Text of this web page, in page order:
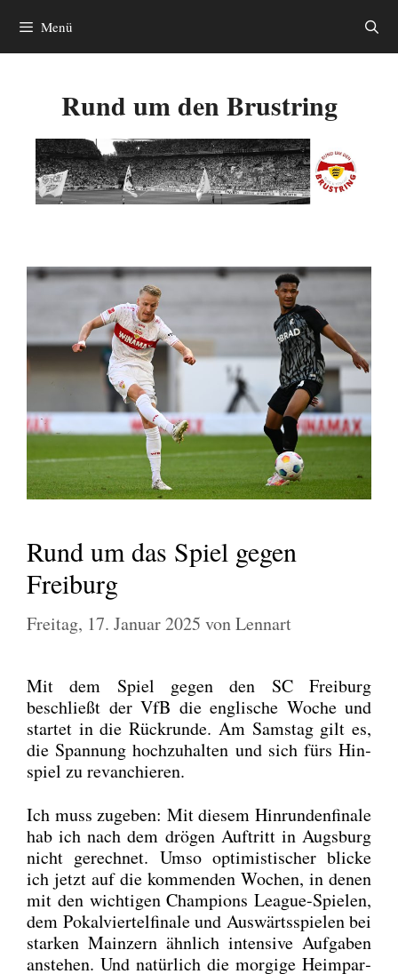
Inhalt
springen
Menü
Rund um den Brustring
Rund um das Spiel gegen
Freiburg
Freitag, 17. Januar 2025 vonLennart
Mit dem Spiel gegen den SC Frei­burg
beschließt der VfB die eng­li­sche Woche und
star­tet in die Rück­run­de. Am Sams­tag gilt es,
die Span­nung hoch­zu­hal­ten und sich fürs Hin­
spiel zu revan­chie­ren.
Ich muss zuge­ben: Mit die­sem Hin­run­den­fi­na­le
hab ich nach dem drö­gen Auf­tritt in Augs­burg
nicht gerech­net. Umso opti­mis­ti­scher bli­cke
ich jetzt auf die kom­men­den Wochen, in denen
mit den wich­ti­gen Cham­pi­ons League-Spie­len,
dem Pokal­vier­tel­fi­na­le und Aus­wärts­spie­len bei
star­ken Main­zern ähn­lich inten­si­ve Auf­ga­ben
anste­hen. Und natür­lich die mor­gi­ge Heim­par­